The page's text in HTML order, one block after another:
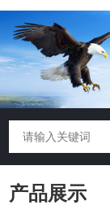
产品展示